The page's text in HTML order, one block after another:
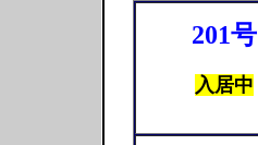
201号
入居中